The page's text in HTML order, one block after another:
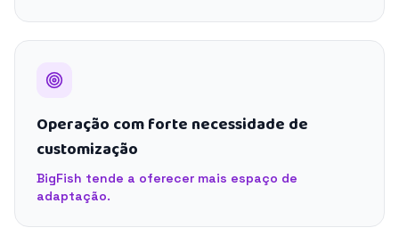
Operação com forte necessidade de
customização
BigFish tende a oferecer mais espaço de
adaptação.